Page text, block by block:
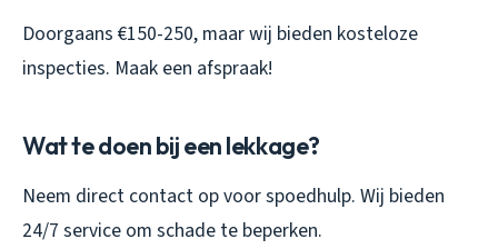
Doorgaans €150-250, maar wij bieden kosteloze
inspecties. Maak een afspraak!
Wat te doen bij een lekkage?
Neem direct contact op voor spoedhulp. Wij bieden
24/7 service om schade te beperken.